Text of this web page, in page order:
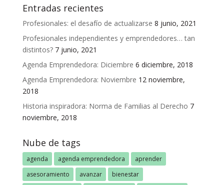
Entradas recientes
Profesionales: el desafío de actualizarse 8 junio, 2021
Profesionales independientes y emprendedores… tan
distintos? 7 junio, 2021
Agenda Emprendedora: Diciembre 6 diciembre, 2018
Agenda Emprendedora: Noviembre 12 noviembre,
2018
Historia inspiradora: Norma de Familias al Derecho 7
noviembre, 2018
Nube de tags
agenda agenda emprendedora
aprender
asesoramiento
avanzar
bienestar